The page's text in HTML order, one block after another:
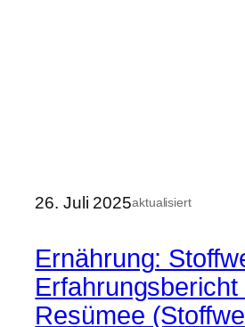
26. Juli 2025aktualisiert
Ernährung:
Erfahrungsbericht
Resümee